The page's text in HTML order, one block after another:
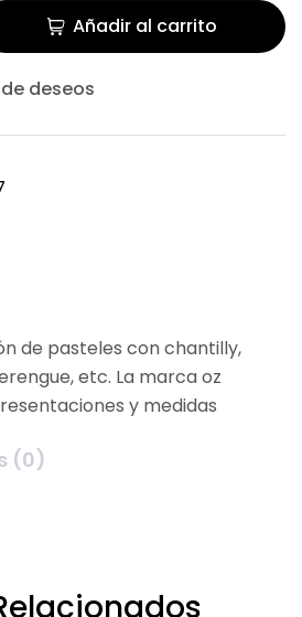
Añadir al carrito
deseos
de pasteles con chantilly,
etc. La marca oz
y medidas
(0)